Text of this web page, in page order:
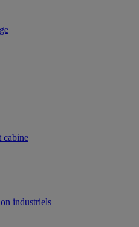
cabine
industriels